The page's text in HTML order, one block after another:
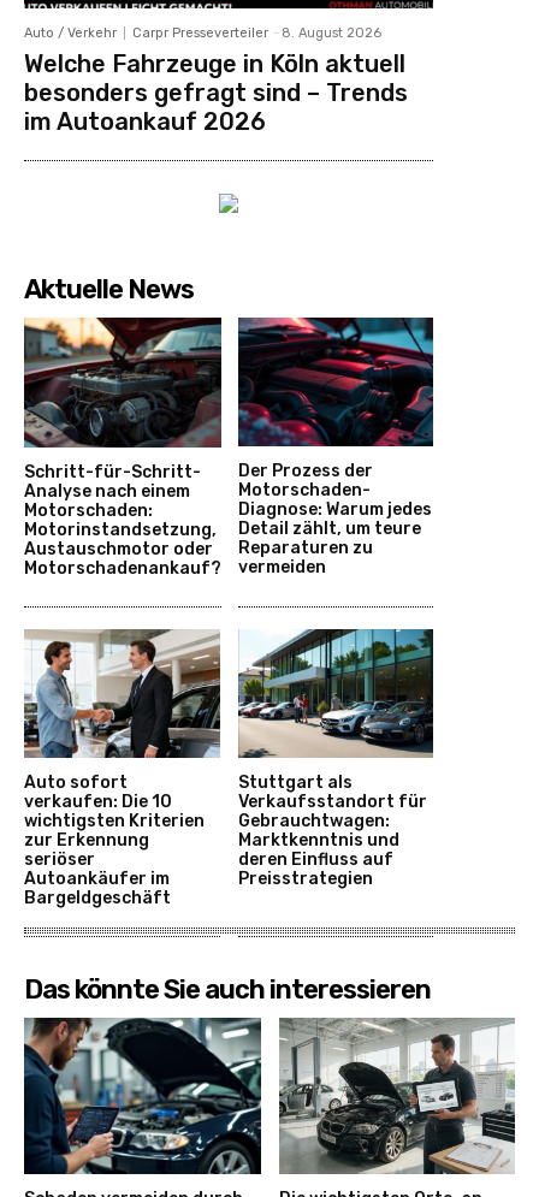
Auto / Verkehr Carpr Presseverteiler - 8. August 2026
Welche Fahrzeuge in Köln aktuell
besonders gefragt sind – Trends
im Autoankauf 2026
Aktuelle News
Schritt-für-Schritt-
Analyse nach einem
Motorschaden:
Motorinstandsetzung,
Austauschmotor oder
Motorschadenankauf?
Der Prozess der
Motorschaden-
Diagnose: Warum jedes
Detail zählt, um teure
Reparaturen zu
vermeiden
Auto sofort
verkaufen: Die 10
wichtigsten Kriterien
zur Erkennung
seriöser
Autoankäufer im
Bargeldgeschäft
Stuttgart als
Verkaufsstandort für
Gebrauchtwagen:
Marktkenntnis und
deren Einfluss auf
Preisstrategien
Das könnte Sie auch interessieren